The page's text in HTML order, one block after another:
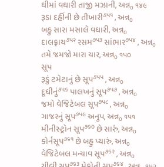
ઘીમાં વઘારી તાજી મઝાની, અન્ન૦ ૧૪૯
રૂડા દહીંની છે તીખારી૭૫૧ , અન્ન૦
બહુ સારા મસાલે વઘારી, અન્ન૦
દાલફ્રાય૭૫૨ રસમ૭૫૩ સાંભાર૭૫૪ , અન્ન૦
તમે જમજો મારા યાર, અન્ન૦ ૧૫૦
સૂપ
રૂડુંટમેટાનું છે સૂપ૭૫૫ , અન્ન૦
દૂધીનું૭૫૬ પાલખનું સૂપ૭૫૭ , અન્ન૦
જમોવેજિટેબલ સૂપ૭૫૮ , અન્ન૦
ગાજરનું સૂપ૭૫૯ અનુપ, અન્ન૦ ૧૫૧
મીનીસ્ટ્રોન સૂપ૭૬૦ છે સારું, અન્ન૦
કોર્નસૂપ૭૬૧ છે બહુ પ્યારું, અન્ન૦
વેજિટેબલ મન્ચાવ સૂપ૭૬૨ , અન્ન૦
૭૬૩ ૭૬૪